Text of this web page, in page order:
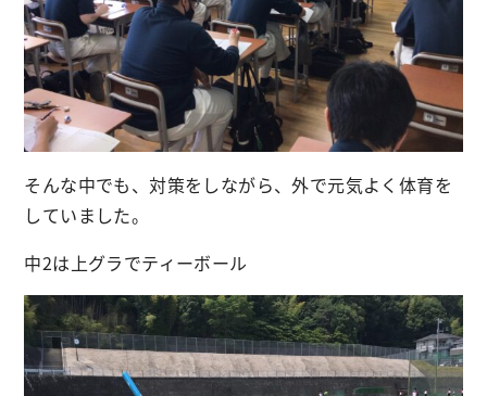
そんな中でも、対策をしながら、外で元気よく体育を
していました。
中2は上グラでティーボール